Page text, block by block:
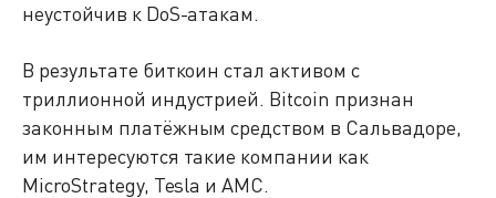
неустойчив к DoS-атакам.
В результате биткоин стал активом с
триллионной индустрией. Bitcoin признан
законным платёжным средством в Сальвадоре,
им интересуются такие компании как
MicroStrategy, Tesla и AMC.